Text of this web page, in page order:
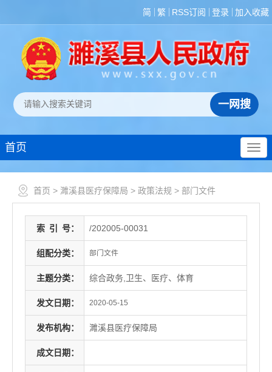
简 繁 RSS订阅 登录 加入收藏
首页
首页 > 濉溪县医疗保障局 > 政策法规 > 部门文件
索 引 号： /202005-00031
组配分类： 部门文件
主题分类： 综合政务,卫生、医疗、体育
发文日期： 2020-05-15
发布机构： 濉溪县医疗保障局
成文日期：